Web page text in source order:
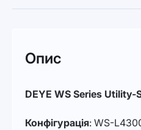
Опис
DEYE WS Series Utility-
Конфігурація: WS-